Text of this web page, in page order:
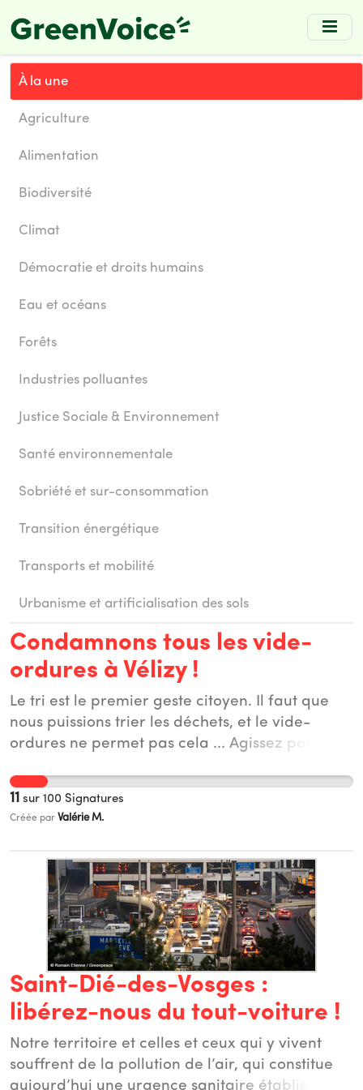
to
content
À la une
Agriculture
Alimentation
Biodiversité
Climat
Démocratie et droits humains
Eau et océans
Forêts
Industries polluantes
Justice Sociale & Environnement
Santé environnementale
Sobriété et sur-consommation
Transition énergétique
Transports et mobilité
Urbanisme et artificialisation des sols
Condamnons tous les vide-
ordures à Vélizy !
Le tri est le premier geste citoyen. Il faut que
nous puissions trier les déchets, et le vide-
ordures ne permet pas cela ... Agissez pour
signez !
11 sur 100 Signatures
Créée par Valérie M.
Saint-Dié-des-Vosges :
libérez-nous du tout-voiture !
Notre territoire et celles et ceux qui y vivent
souffrent de la pollution de l’air, qui constitue
aujourd’hui une urgence sanitaire établie. Le